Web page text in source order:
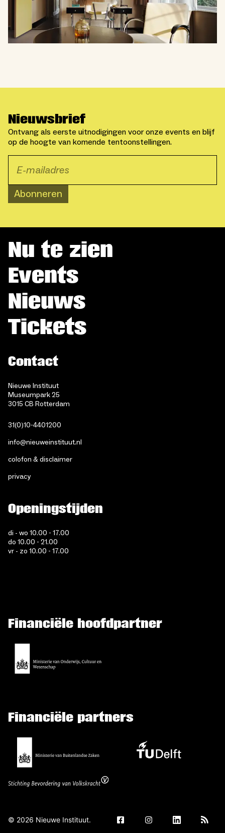
Nieuwsbrief
Ontvang als eerste uitnodigingen voor onze events en blijf
op de hoogte van komende tentoonstellingen.
Abonneren
Nu te zien
Events
Nieuws
Tickets
Contact
Nieuwe Instituut
Museumpark 25
3015 CB Rotterdam
31(0)10-4401200
info@nieuweinstituut.nl
colofon & disclaimer
privacy
Openingstijden
di - wo 10.00 - 17.00
do 10.00 - 21.00
vr - zo 10.00 - 17.00
Financiële hoofdpartner
Financiële partners
© 2026 Nieuwe Instituut.